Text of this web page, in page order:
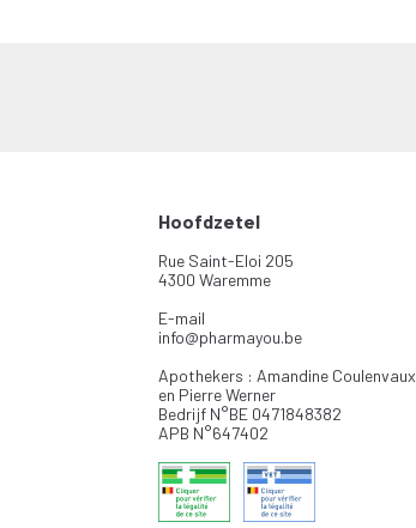
Hoofdzetel
Rue Saint-Eloi 205
4300 Waremme
E-mail
info@pharmayou.be
Apothekers : Amandine Coulenvaux
en Pierre Werner
Bedrijf N°BE 0471848382
APB N°647402